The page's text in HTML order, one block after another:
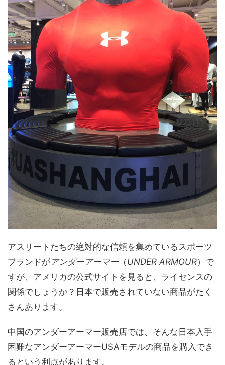
アスリートたちの絶対的な信頼を集めているスポーツ
ブランドが アンダーアーマー （UNDER ARMOUR）で
すが、アメリカの公式サイトを見ると、ライセンスの
関係でしょうか？日本で販売されていない商品がたく
さんあります。
中国のアンダーアーマー販売店では、そんな日本入手
困難なアンダーアーマーUSAモデルの商品を購入でき
るという利点があります。